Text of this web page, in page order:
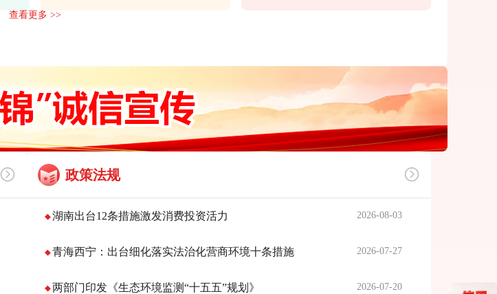
查看更多 >>
政策法规
湖南出台12条措施激发消费投资活力 2026-08-03
青海西宁：出台细化落实法治化营商环境十条措施 2026-07-27
两部门印发《生态环境监测“十五五”规划》 2026-07-20